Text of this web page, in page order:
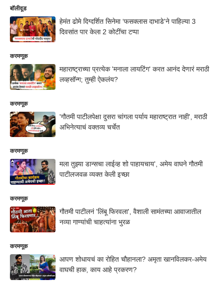
बॉलीवूड
हेमंत ढोमे दिग्दर्शित सिनेमा ‘फसक्लास दाभाडे'ने पाहिल्या 3
दिवसांत पार केला 2 कोटींचा टप्पा
करमणूक
महाराष्ट्राच्या प्रत्येक 'मनाला लायटिंग' करत आनंद देणारं मराठी
लव्हसॉन्ग; तुम्ही ऐकलंय?
करमणूक
'गौतमी पाटीलपेक्षा दुसरा चांगला पर्याय महाराष्ट्रात नाही', मराठी
अभिनेत्याचं वक्तव्य चर्चेत
करमणूक
मला तुझ्या डान्सचा लाईव्ह शो पाहायचाय', अमेय वाघने गौतमी
पाटीलजवळ व्यक्त केली इच्छा
करमणूक
गौतमी पाटीलनं 'लिंबू फिरवला', वैशाली सामंतच्या आवाजातील
नव्या गाण्यांची चाहत्यांना भुरळ
करमणूक
आपण शोधायचं का रोहित चौहानला? अमृता खानविलकर-अमेय
वाघची हाक, काय आहे प्रकरण?